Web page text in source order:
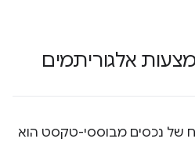
אלגוריתמים
מבוססי-טקסט הוא